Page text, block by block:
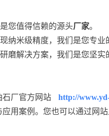
您值得信赖的源头厂家。
纳米级精度，我们是您专业
磨解决方案，我们是您坚实
石厂官方网站 http://
用案例。您也可以通过网